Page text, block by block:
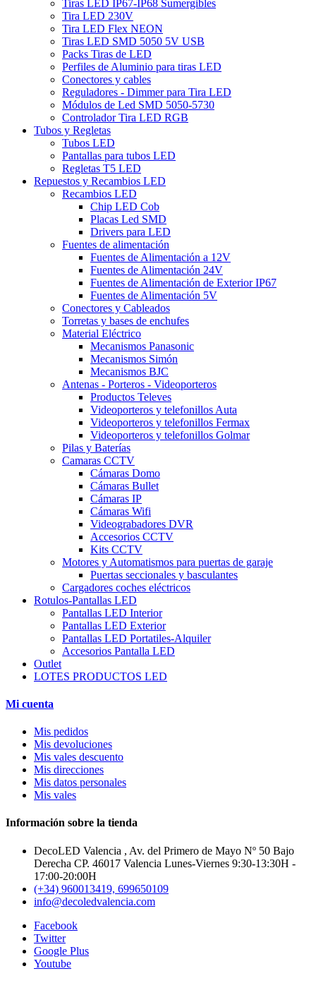
Tiras LED IP67-IP68 Sumergibles
Tira LED 230V
Tira LED Flex NEON
Tiras LED SMD 5050 5V USB
Packs Tiras de LED
Perfiles de Aluminio para tiras LED
Conectores y cables
Reguladores - Dimmer para Tira LED
Módulos de Led SMD 5050-5730
Controlador Tira LED RGB
Tubos y Regletas
Tubos LED
Pantallas para tubos LED
Regletas T5 LED
Repuestos y Recambios LED
Recambios LED
Chip LED Cob
Placas Led SMD
Drivers para LED
Fuentes de alimentación
Fuentes de Alimentación a 12V
Fuentes de Alimentación 24V
Fuentes de Alimentación de Exterior IP67
Fuentes de Alimentación 5V
Conectores y Cableados
Torretas y bases de enchufes
Material Eléctrico
Mecanismos Panasonic
Mecanismos Simón
Mecanismos BJC
Antenas - Porteros - Videoporteros
Productos Televes
Videoporteros y telefonillos Auta
Videoporteros y telefonillos Fermax
Videoporteros y telefonillos Golmar
Pilas y Baterías
Camaras CCTV
Cámaras Domo
Cámaras Bullet
Cámaras IP
Cámaras Wifi
Videograbadores DVR
Accesorios CCTV
Kits CCTV
Motores y Automatismos para puertas de garaje
Puertas seccionales y basculantes
Cargadores coches eléctricos
Rotulos-Pantallas LED
Pantallas LED Interior
Pantallas LED Exterior
Pantallas LED Portatiles-Alquiler
Accesorios Pantalla LED
Outlet
LOTES PRODUCTOS LED
Mi cuenta
Mis pedidos
Mis devoluciones
Mis vales descuento
Mis direcciones
Mis datos personales
Mis vales
Información sobre la tienda
DecoLED Valencia , Av. del Primero de Mayo Nº 50 Bajo
Derecha CP. 46017 Valencia Lunes-Viernes 9:30-13:30H -
17:00-20:00H
(+34) 960013419, 699650109
info@decoledvalencia.com
Facebook
Twitter
Google Plus
Youtube